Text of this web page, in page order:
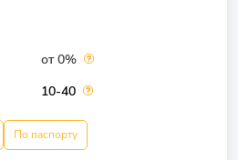
от 0%
10-40
По паспорту